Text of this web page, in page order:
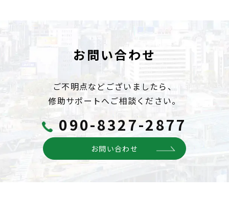
お問い合わせ
ご不明点などございましたら、
修助サポートへご相談ください。
090-8327-2877
お問い合わせ